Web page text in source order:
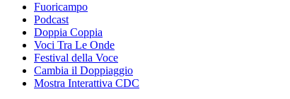
Fuoricampo
Podcast
Doppia Coppia
Voci Tra Le Onde
Festival della Voce
Cambia il Doppiaggio
Mostra Interattiva CDC